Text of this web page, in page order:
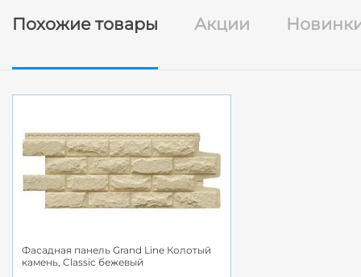
Похожие товары Акции
Фасадная панель Grand Line Колотый
камень, Classic бежевый